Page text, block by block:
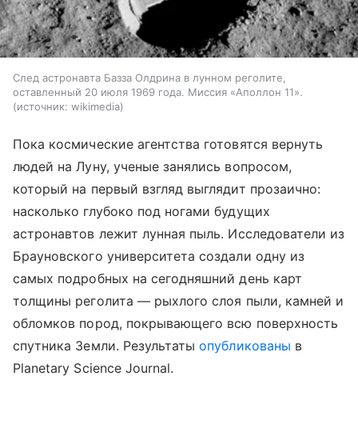
След астронавта Базза Олдрина в лунном реголите,
оставленный 20 июля 1969 года. Миссия «Аполлон 11».
источник: wikimedia
Пока космические агентства готовятся вернуть
людей на Луну, ученые занялись вопросом,
который на первый взгляд выглядит прозаично:
насколько глубоко под ногами будущих
астронавтов лежит лунная пыль. Исследователи из
Брауновского университета создали одну из
самых подробных на сегодняшний день карт
толщины реголита — рыхлого слоя пыли, камней и
обломков пород, покрывающего всю поверхность
спутника Земли. Результатыопубликованы в
Planetary Science Journal.